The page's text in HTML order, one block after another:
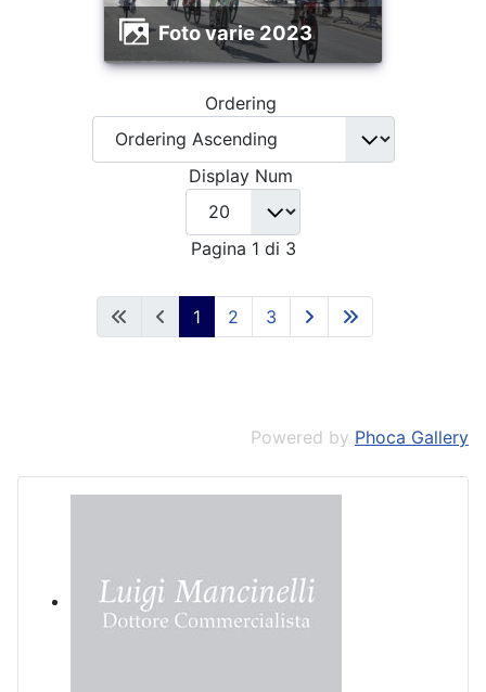
foto varie 2023
Ordering
Display Num
Pagina 1 di 3
1 2 3
Powered by Phoca Gallery